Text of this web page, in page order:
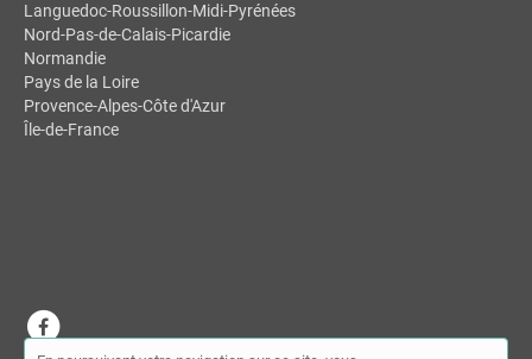
Languedoc-Roussillon-Midi-Pyrénées
Nord-Pas-de-Calais-Picardie
Normandie
Pays de la Loire
Provence-Alpes-Côte d'Azur
Île-de-France